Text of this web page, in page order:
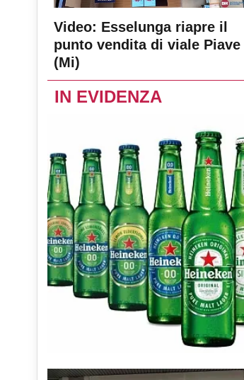
Video: Esselunga riapre il
punto vendita di viale Piave
(Mi)
IN EVIDENZA